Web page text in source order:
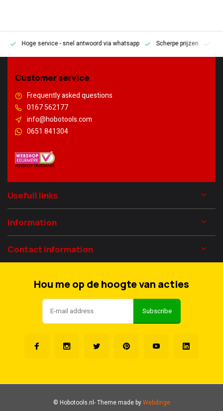
Hoge service- snel antwoord via whatsapp Scherpe prijzen
Customer service
Frequently asked questions
0167 562177
info@hobotools.com
0651 841304
Usefull links
Information
Contact information
Hou me op de hoogte van acties
Subscribe
© Hobotools.nl- Theme made byWebdinge